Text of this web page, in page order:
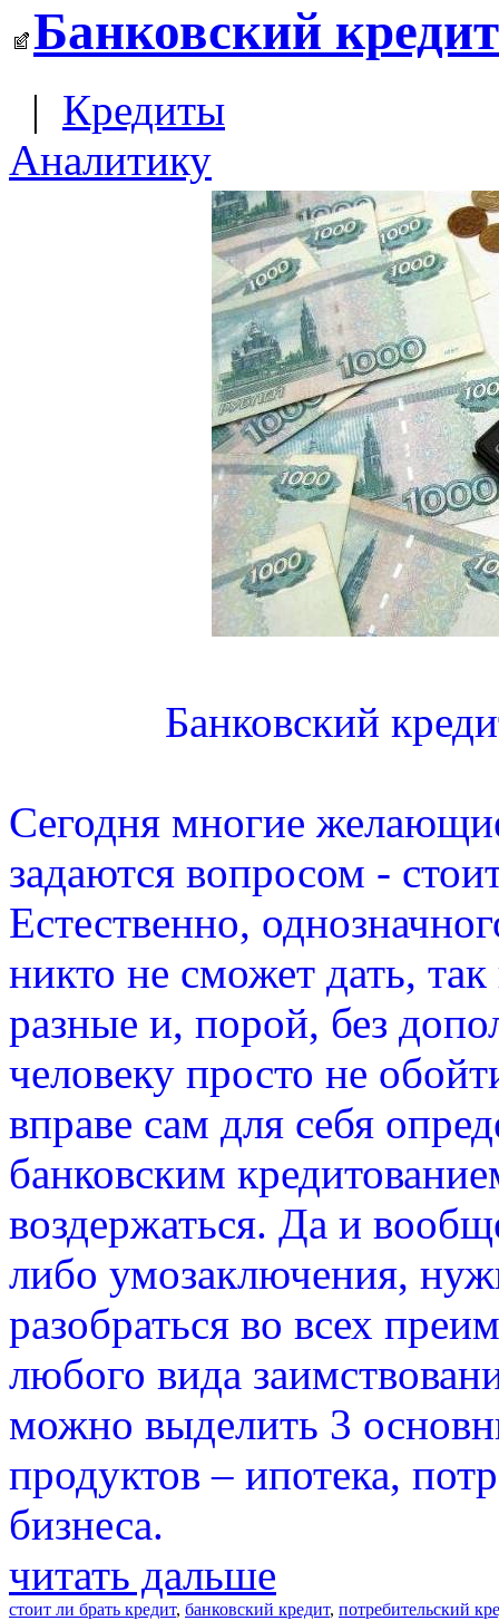
Банковский
| Кредиты
Аналитику
Банковский
Сегодня многие
задаются вопросом -
Естественно,
никто не сможет дать,
разные и, порой, без
человеку просто не
вправе сам для себя
банковским
воздержаться. Да и
либо умозаключения,
разобраться во всех
любого вида
можно выделить 3
продуктов – ипотека,
бизнеса.
читать дальше
стоит ли брать кредит, банковский кредит, потребительский